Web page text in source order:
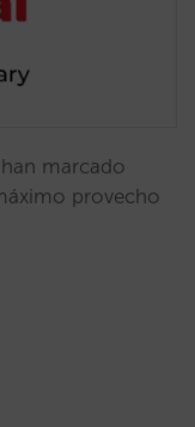
marcado
provecho